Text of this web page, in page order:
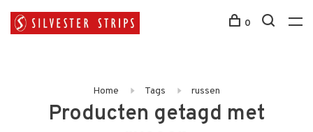
0
Home Tags russen
Producten getagd met